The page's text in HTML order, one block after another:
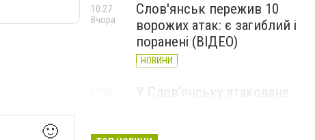
🙂
Слов'янськ пережив 10
ворожих атак: є загиблий і
поранені (ВІДЕО)
НОВИНИ
10:27
Вчора
У Слов’янську атаковане